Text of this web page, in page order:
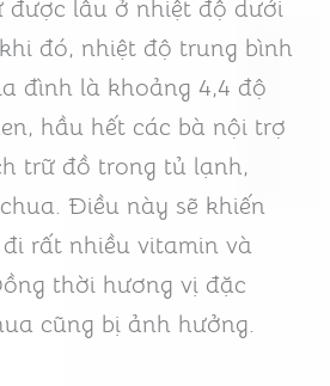
được lâu ở nhiệt độ dưới
đó, nhiệt độ trung bình
đình là khoảng 4,4 độ
hầu hết các bà nội trợ
trữ đồ trong tủ lạnh,
Điều này sẽ khiến
rất nhiều vitamin và
thời hương vị đặc
cũng bị ảnh hưởng.